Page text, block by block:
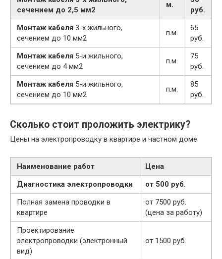
сечением до 2,5 мм2
м.
руб.
Монтаж кабеля 3-х жильного,
сечением до 10 мм2
п.м.
65
руб.
Монтаж кабеля 5-и жильного,
сечением до 4 мм2
п.м.
75
руб.
Монтаж кабеля 5-и жильного,
сечением до 10 мм2
п.м.
85
руб.
Сколько стоит проложить электрику?
Цены на электропроводку в квартире и частном доме
Наименование работ
Цена
Диагностика электропроводки
от 500 руб.
Полная замена проводки в
квартире
от 7500 руб.
(цена за работу)
Проектирование
электропроводки (электронный
вид)
от 1500 руб.